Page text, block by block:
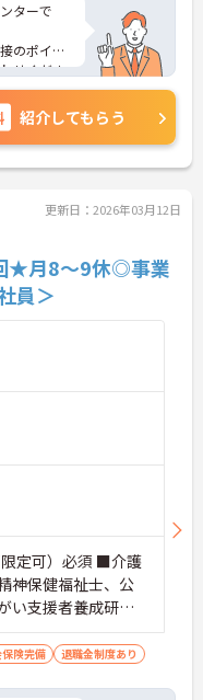
ターで
のポイン
せくださ
紹介してもらう
更新日：2026年03月12日
★月8～9休◎事業
員＞
定可）必須 ■介護
神保健福祉士、公
い支援者養成研修
尚可
険完備 退職金制度あり